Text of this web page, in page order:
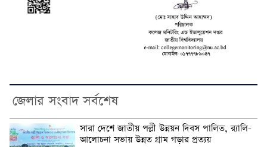
জেলার সংবাদ সর্বশেষ
সারা দেশে জাতীয় পল্লী উন্নয়ন দিবস পালিত, র‍্যালি-
আলোচনা সভায় উন্নত গ্রাম গড়ার প্রত্যয়